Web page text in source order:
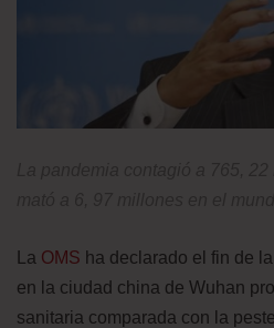
La OMS ha declarado el fin de
en la ciudad china de Wuhan
sanitaria comparada con la